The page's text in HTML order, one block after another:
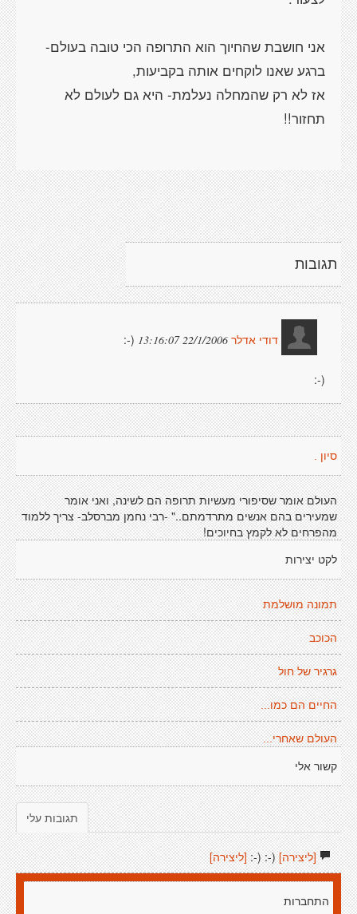
אז לא רק שהמחלה נעלמת- היא גם לעולם לא
תגובות
דודי אדלר 22/1/2006 13:16:07
(-:
(-:
סיון .
העולם אומר שסיפורי מעשיות תרופה הם לשינה, ואני אומר
שמעירים בהם אנשים מתרדמתם.." -רבי נחמן מברסלב- צריך ללמוד
מהפרחים לא לקמץ בחיוכים!
לקט יצירות
תמונה מושלמת
הכוכב
גרגיר של חול
החיים הם כמו...
העולם שאחרי...
קשור אלי
תגובות עלי
[ליצירה](-: (-: [ליצירה]
התחברות